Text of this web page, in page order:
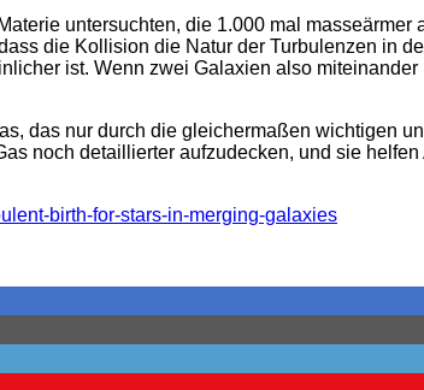
untersuchten, die 1.000 mal
die Kollision die Natur der Turbulenzen in
ist. Wenn zwei Galaxien also
das nur durch die gleichermaßen wichtigen
noch detaillierter aufzudecken, und sie
birth-for-stars-in-merging-galaxies